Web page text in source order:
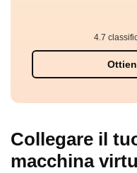
4.7
Collegare il
macchina